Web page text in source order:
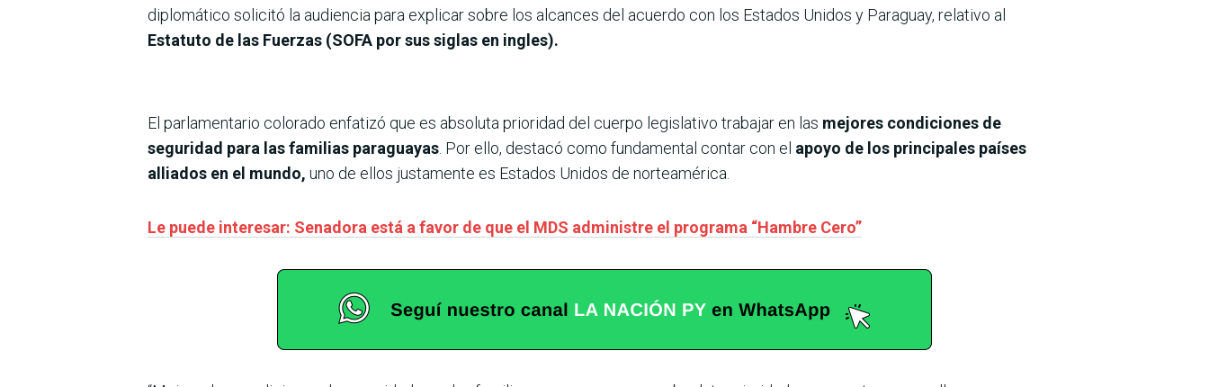
diplomático solicitó la audiencia para explicar sobre los alcances del acuerdo con los Estados Unidos y Paraguay, relativo al
Estatuto de las Fuerzas (SOFA por sus siglas en ingles).
El parlamentario colorado enfatizó que es absoluta prioridad del cuerpo legislativo trabajar en las mejores condiciones de
seguridad para las familias paraguayas . Por ello, destacó como fundamental contar con el apoyo de los principales países
alliados en el mundo, uno de ellos justamente es Estados Unidos de norteamérica.
Le puede interesar: Senadora está a favor de que el MDS administre el programa “Hambre Cero”